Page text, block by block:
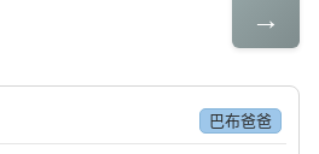
→
巴布爸爸